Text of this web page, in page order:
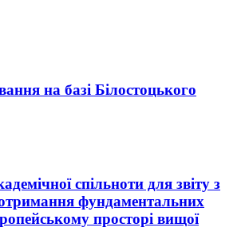
на базі Білостоцького
спільноти для звіту з
фундаментальних
просторі вищої